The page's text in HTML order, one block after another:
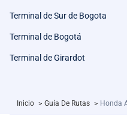
Terminal de Sur de Bogota
Terminal de Bogotá
Terminal de Girardot
Inicio > Guía De Rutas > Honda